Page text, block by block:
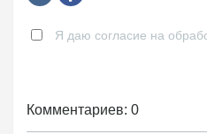
Я даю согласие на
Комментариев: 0